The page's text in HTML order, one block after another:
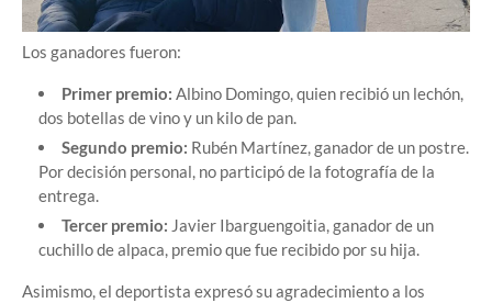
Los ganadores fueron:
Primer premio: Albino Domingo, quien recibió un lechón,
dos botellas de vino y un kilo de pan.
Segundo premio: Rubén Martínez, ganador de un postre.
Por decisión personal, no participó de la fotografía de la
entrega.
Tercer premio: Javier Ibarguengoitia, ganador de un
cuchillo de alpaca, premio que fue recibido por su hija.
Asimismo, el deportista expresó su agradecimiento a los